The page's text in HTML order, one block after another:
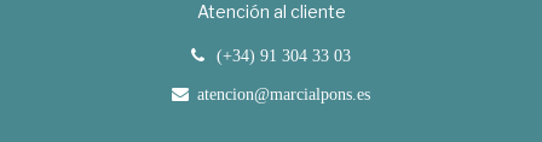
Atención al cliente
(+34) 91 304 33 03
atencion@marcialpons.es